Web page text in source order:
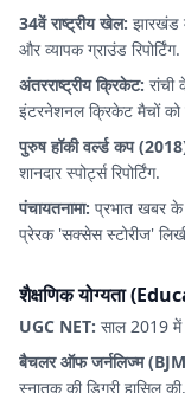
34वें राष्ट्रीय खेल: झारखंड
और व्यापक ग्राउंड रिपोर्टिंग.
अंतरराष्ट्रीय क्रिकेट:
इंटरनेशनल क्रिकेट मैचों को
पुरुष हॉकी वर्ल्ड कप
शानदार स्पोर्ट्स रिपोर्टिंग.
पंचायतनामा: प्रभात खबर के
प्रेरक 'सक्सेस स्टोरीज'
शैक्षणिक योग्यता
UGC NET: साल 2019 में
बैचलर ऑफ जर्नलिज्म
स्नातक की डिग्री हासिल की.